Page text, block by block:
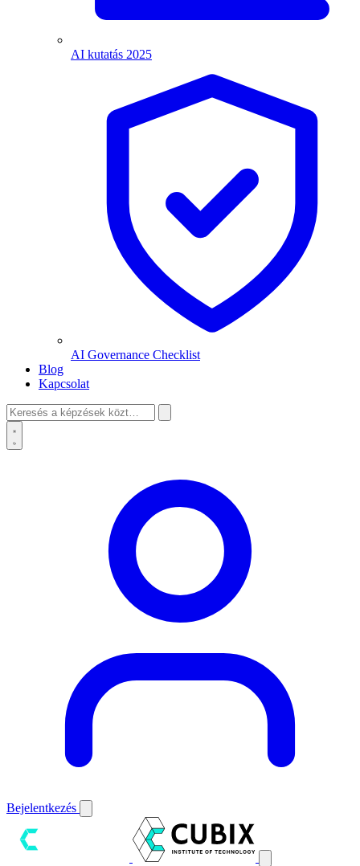
AI kutatás 2025
AI Governance Checklist
Blog
Kapcsolat
Bejelentkezés